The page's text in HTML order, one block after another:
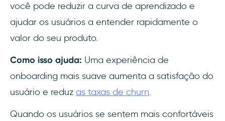
você pode reduzir a curva de aprendizado e
ajudar os usuários a entender rapidamente o
valor do seu produto.
Como isso ajuda: Uma experiência de
onboarding mais suave aumenta a satisfação do
usuário e reduz as taxas de churn.
Quando os usuários se sentem mais confortáveis